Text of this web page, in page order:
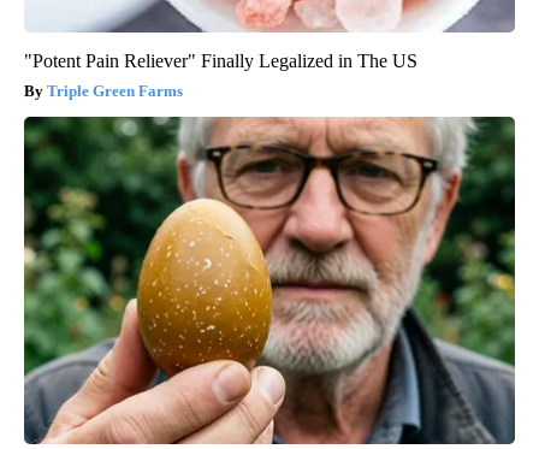
"Potent Pain Reliever" Finally Legalized in The US
Triple Green Farms